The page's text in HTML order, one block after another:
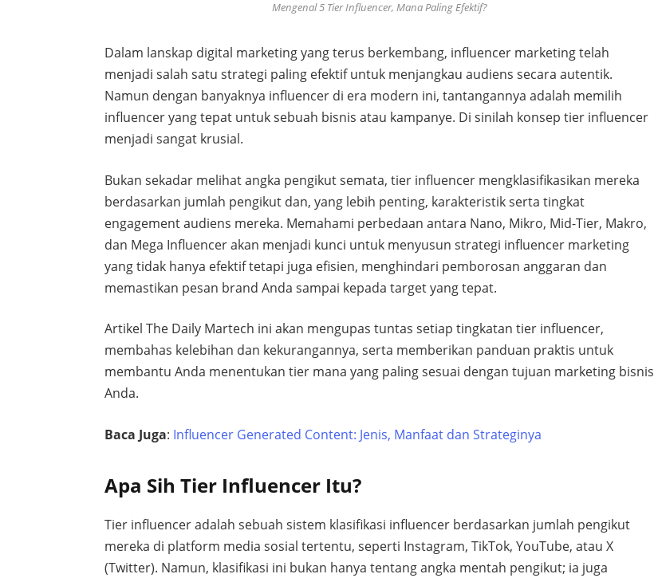
Mengenal 5 Tier Influencer, Mana Paling Efektif?
Dalam lanskap digital marketing yang terus berkembang, influencer marketing telah
menjadi salah satu strategi paling efektif untuk menjangkau audiens secara autentik.
Namun dengan banyaknya influencer di era modern ini, tantangannya adalah memilih
influencer yang tepat untuk sebuah bisnis atau kampanye. Di sinilah konsep tier influencer
menjadi sangat krusial.
Bukan sekadar melihat angka pengikut semata, tier influencer mengklasifikasikan mereka
berdasarkan jumlah pengikut dan, yang lebih penting, karakteristik serta tingkat
engagement audiens mereka. Memahami perbedaan antara Nano, Mikro, Mid-Tier, Makro,
dan Mega Influencer akan menjadi kunci untuk menyusun strategi influencer marketing
yang tidak hanya efektif tetapi juga efisien, menghindari pemborosan anggaran dan
memastikan pesan brand Anda sampai kepada target yang tepat.
Artikel The Daily Martech ini akan mengupas tuntas setiap tingkatan tier influencer,
membahas kelebihan dan kekurangannya, serta memberikan panduan praktis untuk
membantu Anda menentukan tier mana yang paling sesuai dengan tujuan marketing bisnis
Anda.
Baca Juga: Influencer Generated Content: Jenis, Manfaat dan Strateginya
Apa Sih Tier Influencer Itu?
Tier influencer adalah sebuah sistem klasifikasi influencer berdasarkan jumlah pengikut
mereka di platform media sosial tertentu, seperti Instagram, TikTok, YouTube, atau X
(Twitter). Namun, klasifikasi ini bukan hanya tentang angka mentah pengikut; ia juga